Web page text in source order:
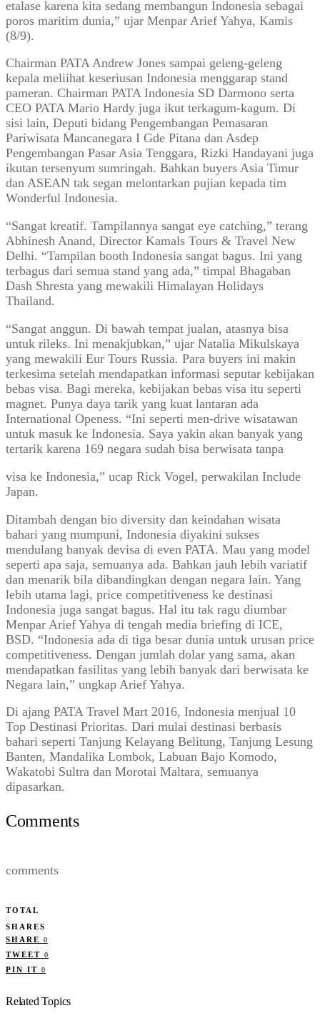
etalase karena kita sedang membangun Indonesia sebagai
poros maritim dunia,” ujar Menpar Arief Yahya, Kamis
(8/9).
Chairman PATA Andrew Jones sampai geleng-geleng
kepala meliihat keseriusan Indonesia menggarap stand
pameran. Chairman PATA Indonesia SD Darmono serta
CEO PATA Mario Hardy juga ikut terkagum-kagum. Di
sisi lain, Deputi bidang Pengembangan Pemasaran
Pariwisata Mancanegara I Gde Pitana dan Asdep
Pengembangan Pasar Asia Tenggara, Rizki Handayani juga
ikutan tersenyum sumringah. Bahkan buyers Asia Timur
dan ASEAN tak segan melontarkan pujian kepada tim
Wonderful Indonesia.
“Sangat kreatif. Tampilannya sangat eye catching,” terang
Abhinesh Anand, Director Kamals Tours & Travel New
Delhi. “Tampilan booth Indonesia sangat bagus. Ini yang
terbagus dari semua stand yang ada,” timpal Bhagaban
Dash Shresta yang mewakili Himalayan Holidays
Thailand.
“Sangat anggun. Di bawah tempat jualan, atasnya bisa
untuk rileks. Ini menakjubkan,” ujar Natalia Mikulskaya
yang mewakili Eur Tours Russia. Para buyers ini makin
terkesima setelah mendapatkan informasi seputar kebijakan
bebas visa. Bagi mereka, kebijakan bebas visa itu seperti
magnet. Punya daya tarik yang kuat lantaran ada
International Openess. “Ini seperti men-drive wisatawan
untuk masuk ke Indonesia. Saya yakin akan banyak yang
tertarik karena 169 negara sudah bisa berwisata tanpa
visa ke Indonesia,” ucap Rick Vogel, perwakilan Include
Japan.
Ditambah dengan bio diversity dan keindahan wisata
bahari yang mumpuni, Indonesia diyakini sukses
mendulang banyak devisa di even PATA. Mau yang model
seperti apa saja, semuanya ada. Bahkan jauh lebih variatif
dan menarik bila dibandingkan dengan negara lain. Yang
lebih utama lagi, price competitiveness ke destinasi
Indonesia juga sangat bagus. Hal itu tak ragu diumbar
Menpar Arief Yahya di tengah media briefing di ICE,
BSD. “Indonesia ada di tiga besar dunia untuk urusan price
competitiveness. Dengan jumlah dolar yang sama, akan
mendapatkan fasilitas yang lebih banyak dari berwisata ke
Negara lain,” ungkap Arief Yahya.
Di ajang PATA Travel Mart 2016, Indonesia menjual 10
Top Destinasi Prioritas. Dari mulai destinasi berbasis
bahari seperti Tanjung Kelayang Belitung, Tanjung Lesung
Banten, Mandalika Lombok, Labuan Bajo Komodo,
Wakatobi Sultra dan Morotai Maltara, semuanya
dipasarkan.
Comments
comments
TOTAL
0
SHARES
SHARE
0
TWEET 0
PIN IT 0
Related Topics